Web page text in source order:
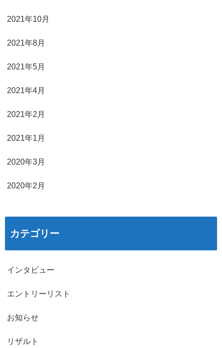
2021年10月
2021年8月
2021年5月
2021年4月
2021年2月
2021年1月
2020年3月
2020年2月
カテゴリー
インタビュー
エントリーリスト
お知らせ
リザルト